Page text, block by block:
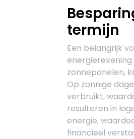
termijn
Een belangrijk
zonnepanelen,
Op zonnige
verbruikt,
resulteren in
energie,
financieel